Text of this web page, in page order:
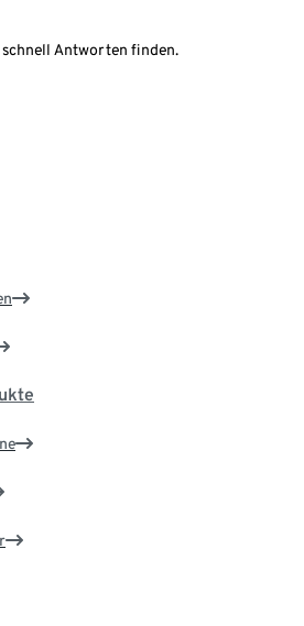
Antworten finden.